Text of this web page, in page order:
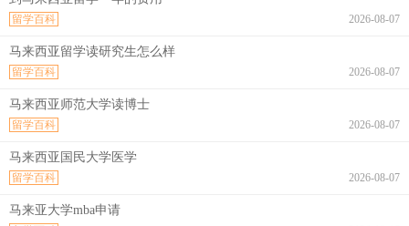
2026-08-07
留学百科
马来西亚留学读研究生怎么样
2026-08-07
留学百科
马来西亚师范大学读博士
2026-08-07
留学百科
马来西亚国民大学医学
2026-08-07
留学百科
马来亚大学mba申请